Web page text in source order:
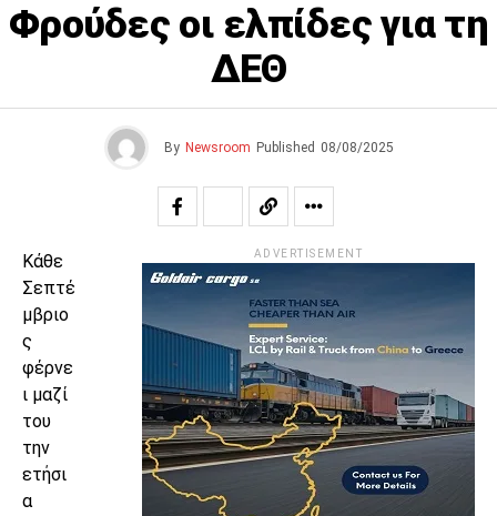
Φρούδες οι ελπίδες για τη
ΔΕΘ
By Newsroom Published 08/08/2025
Κάθε
Σεπτέ
μβριο
ς
φέρνε
ι μαζί
του
την
ετήσι
α
ADVERTISEMENT